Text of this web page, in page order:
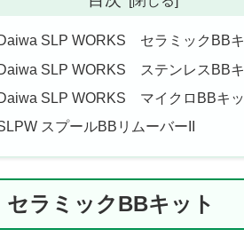
SLP WORKS セラミックBBキ
SLP WORKS ステンレスBBキ
SLP WORKS マイクロBBキッ
スプールBBリムーバーII
ラミックBBキット